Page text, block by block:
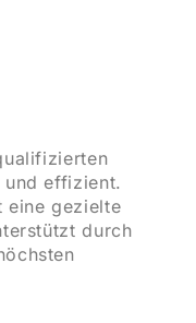
und effizient.
eine gezielte
durch